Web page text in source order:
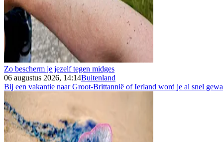
Zo bescherm je jezelf tegen midges
06 augustus 2026, 14:14Buitenland
Bij een vakantie naar Groot-Brittannië of Ierland word je al snel